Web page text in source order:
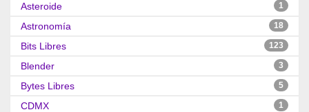
Asteroide 1
Astronomía 18
Bits Libres 123
Blender 3
Bytes Libres 5
CDMX 1